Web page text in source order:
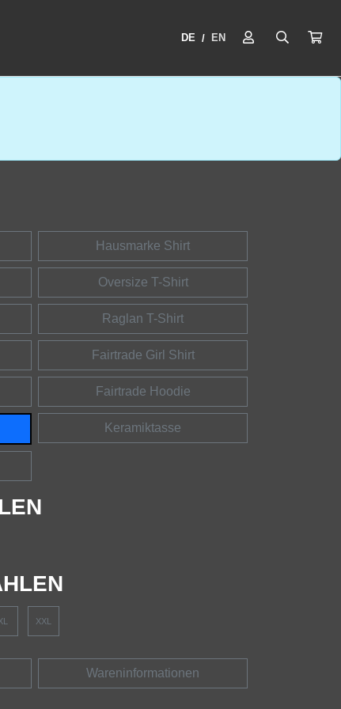
DE / EN
Hausmarke Shirt
Oversize T-Shirt
Raglan T-Shirt
Fairtrade Girl Shirt
Fairtrade Hoodie
Keramiktasse
XXL
Wareninformationen